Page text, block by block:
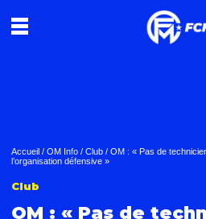
Accueil / OM Info / Club / OM : « Pas de
l’organisation défensive »
Club
OM : « Pas de